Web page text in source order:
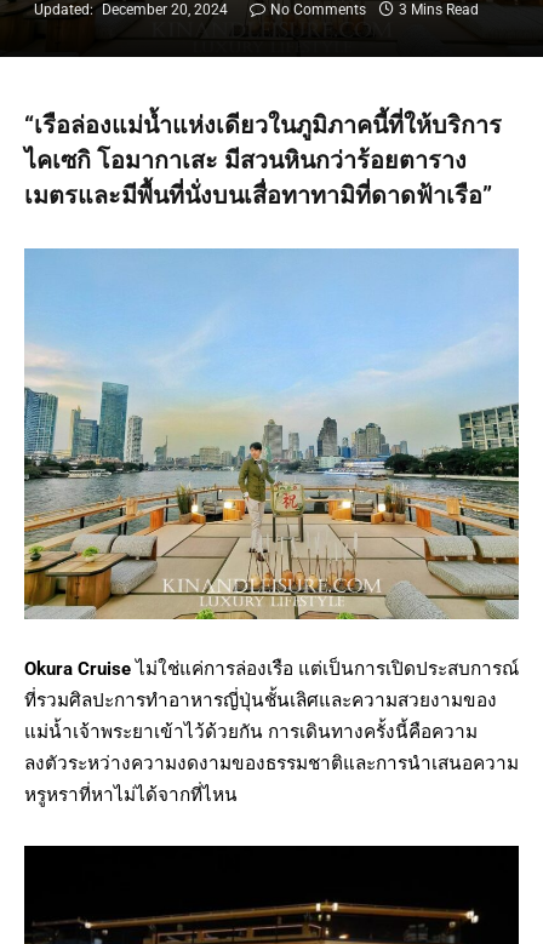
Updated: December 20, 2024 No Comments 3 Mins Read
“เรือล่องแม่น้ำแห่งเดียวในภูมิภาคนี้ที่ให้บริการ
ไคเซกิ โอมากาเสะ มีสวนหินกว่าร้อยตาราง
เมตรและมีพื้นที่นั่งบนเสื่อทาทามิที่ดาดฟ้าเรือ”
Okura Cruise ไม่ใช่แค่การล่องเรือ แต่เป็นการเปิดประสบการณ์
ที่รวมศิลปะการทำอาหารญี่ปุ่นชั้นเลิศและความสวยงามของ
แม่น้ำเจ้าพระยาเข้าไว้ด้วยกัน การเดินทางครั้งนี้คือความ
ลงตัวระหว่างความงดงามของธรรมชาติและการนำเสนอความ
หรูหราที่หาไม่ได้จากที่ไหน